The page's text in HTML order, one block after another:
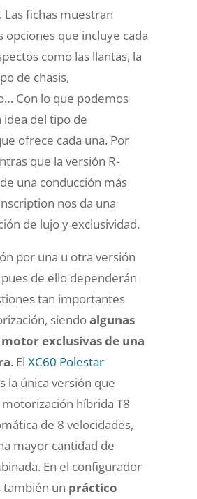
Las fichas muestran
opciones que incluye cada
como las llantas, la
de chasis,
Con lo que podemos
idea del tipo de
ofrece cada una. Por
que la versión R-
una conducción más
nos da una
de lujo y exclusividad.
por una u otra versión
de ello dependerán
tan importantes
siendoalgunas
exclusivas de una
. El XC60 Polestar
la única versión que
híbrida T8
de 8 velocidades,
mayor cantidad de
En el configurador
un práctico